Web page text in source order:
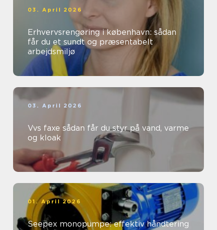
03. April 2026
Erhvervsrengøring i københavn: sådan
får du et sundt og præsentabelt
arbejdsmiljø
03. April 2026
Vvs faxe sådan får du styr på vand, varme
og kloak
01. April 2026
Seepex monopumpe: effektiv håndtering